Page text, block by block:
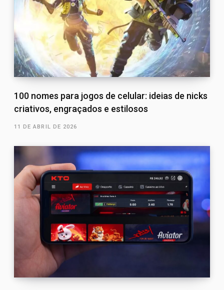
100 nomes para jogos de celular: ideias de nicks
criativos, engraçados e estilosos
11 DE ABRIL DE 2026